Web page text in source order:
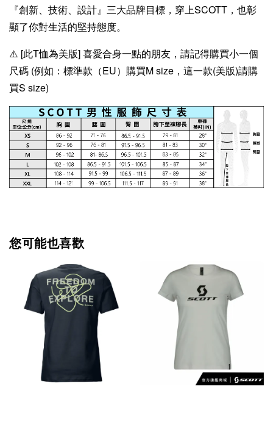
『創新、技術、設計』三大品牌目標，穿上SCOTT，也彰
顯了你對生活的堅持態度。
⚠️ [此T恤為美版] 喜愛合身一點的朋友，請記得購買小一個
尺碼 (例如：標準款（EU）購買M size，這一款(美版)請購
買S size)
您可能也喜歡